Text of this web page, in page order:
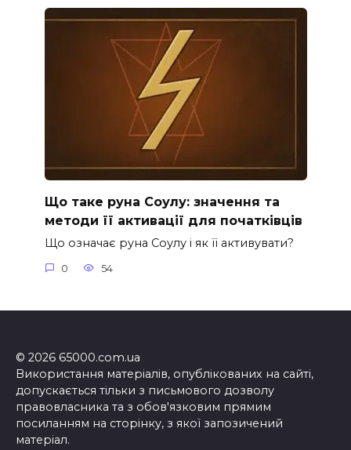
Що таке руна Соулу: значення та
методи її активації для початківців
Що означає руна Соулу і як її активувати?
0 54
© 2026 65000.com.ua
Використання матеріалів, опублікованих на сайті,
допускається тільки з письмового дозволу
правовласника та з обов'язковим прямим
посиланням на сторінку, з якої запозичений
матеріал.